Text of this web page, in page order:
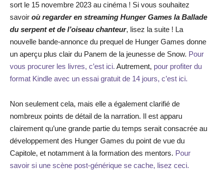
sort le 15 novembre 2023 au cinéma ! Si vous souhaitez
savoir où regarder en streaming Hunger Games la Ballade
du serpent et de l’oiseau chanteur, lisez la suite ! La
nouvelle bande-annonce du prequel de Hunger Games donne
un aperçu plus clair du Panem de la jeunesse de Snow. Pour
vous procurer les livres, c’est ici. Autrement, pour profiter du
format Kindle avec un essai gratuit de 14 jours, c’est ici.
Non seulement cela, mais elle a également clarifié de
nombreux points de détail de la narration. Il est apparu
clairement qu’une grande partie du temps serait consacrée au
développement des Hunger Games du point de vue du
Capitole, et notamment à la formation des mentors. Pour
savoir si une scène post-générique se cache, lisez ceci.